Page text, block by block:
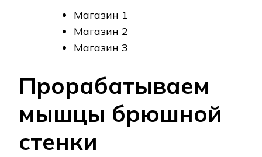
Магазин 1
Магазин 2
Магазин 3
Прорабатываем
мышцы брюшной
стенки